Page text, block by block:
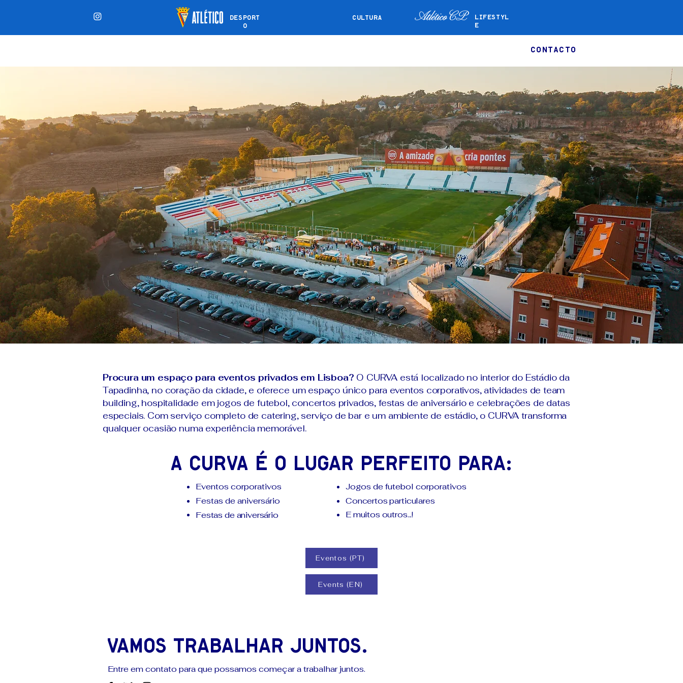
DESPORT
O
LIFESTYL
E
CULTURA
CONTACTO
Procura um espaço para eventos privados em Lisboa? O CURVA está localizado no interior do Estádio da
Tapadinha, no coração da cidade, e oferece um espaço único para eventos corporativos, atividades de team
building, hospitalidade em jogos de futebol, concertos privados, festas de aniversário e celebrações de datas
especiais. Com serviço completo de catering, serviço de bar e um ambiente de estádio, o CURVA transforma
qualquer ocasião numa experiência memorável.
A CURVA é o lugar perfeito para:
Eventos corporativos
Festas de aniversário
Festas de aniversário
Jogos de futebol corporativos
Concertos particulares
E muitos outros...!
Eventos (PT)
Events (EN)
Vamos trabalhar juntos.
Entre em contato para que possamos começar a trabalhar juntos.